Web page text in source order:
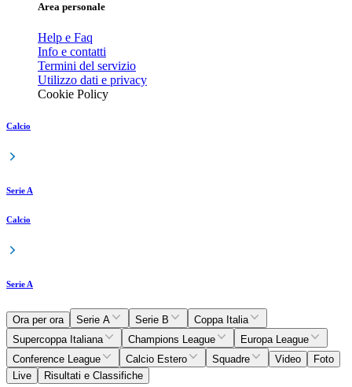
Area personale
Help e Faq
Info e contatti
Termini del servizio
Utilizzo dati e privacy
Cookie Policy
Calcio
Serie A
Calcio
Serie A
Ora per ora Serie A Serie B
Coppa Italia
Supercoppa Italiana
Champions League
Europa League
Conference League
Calcio Estero Squadre Video
Foto
Live
Risultati e Classifiche